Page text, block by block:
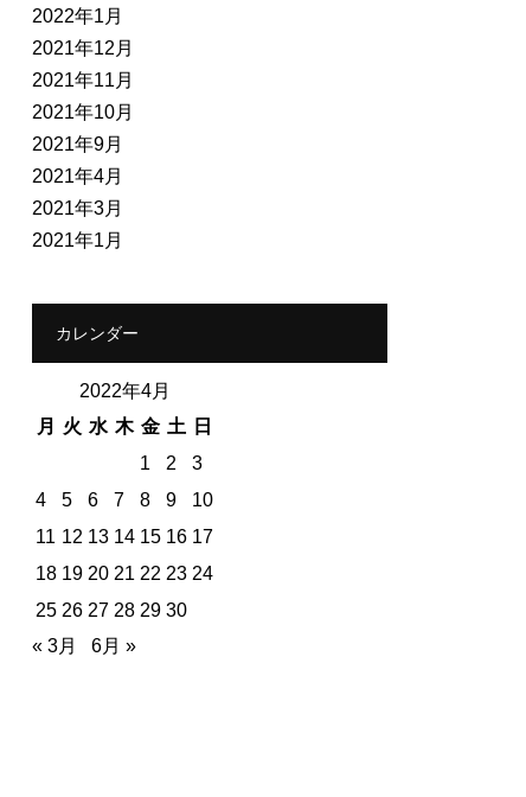
2022年1月
2021年12月
2021年11月
2021年10月
2021年9月
2021年4月
2021年3月
2021年1月
カレンダー
2022年4月
月
火 水 木 金 土
日
1
2
3
4
5 6 7 8 9
10
11 12 13 14 15 16 17
18 19 20 21 22 23 24
25 26 27 28 29 30
« 3月
6月 »